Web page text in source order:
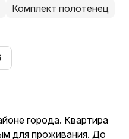
Комплект полотенец
города. Квартира
для проживания. До